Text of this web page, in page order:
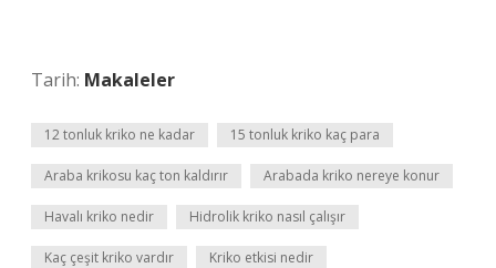
Tarih: Makaleler
12 tonluk kriko ne kadar 15 tonluk kriko kaç para
Araba krikosu kaç ton kaldırır Arabada kriko nereye konur
Havalı kriko nedir Hidrolik kriko nasıl çalışır
Kaç çeşit kriko vardır Kriko etkisi nedir